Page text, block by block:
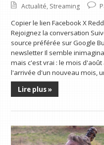
Actualité, Streaming
Copier le lien Facebook X
Rejoignez la conversation
source préférée sur Google
newsletter Il semble
mais c'est vrai : le mois
l'arrivée d'un nouveau mois,
Lire plus »